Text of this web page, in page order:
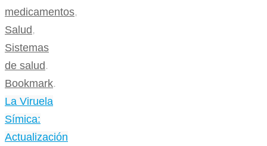
medicamentos,
Salud ,
Sistemas
de salud .
Bookmark.
La Viruela
Símica:
Actualización